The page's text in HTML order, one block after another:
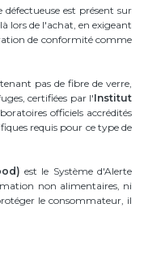
est présent sur
lors de l'achat, en exigeant
de conformité comme
pas de fibre de verre,
certifiées par l'Institut
officiels accrédités
requis pour ce type de
est le Système d'Alerte
non alimentaires, ni
le consommateur, il